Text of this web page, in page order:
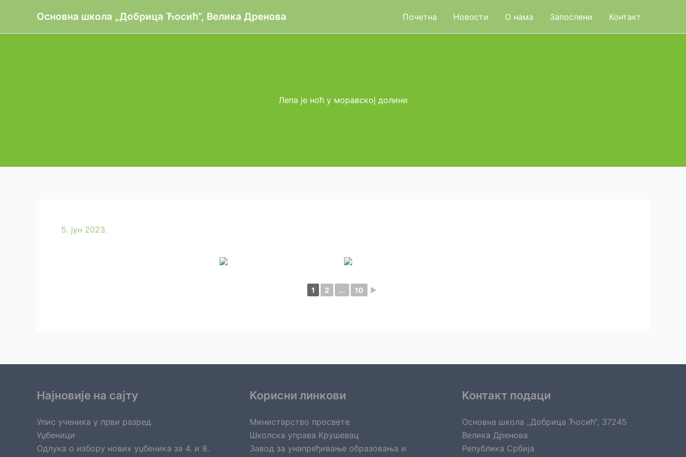
садржај
Oсновна школа „Добрица Ћосић“, Велика Дренова Почетна Новости О нама Запослени Контакт
Лепа је ноћ у моравској долини
5. јун 2023.
1 2 ... 10 ►
Најновије на сајту
Упис ученика у први разред
Уџбеници
Одлука о избору нових уџбеника за 4. и 8.
Корисни линкови
Министарство просвете
Школска управа Крушевац
Завод за унапређивање образовања и
Контакт подаци
Основна школа „Добрица Ћосић“, 37245
Велика Дренова
Република Србија